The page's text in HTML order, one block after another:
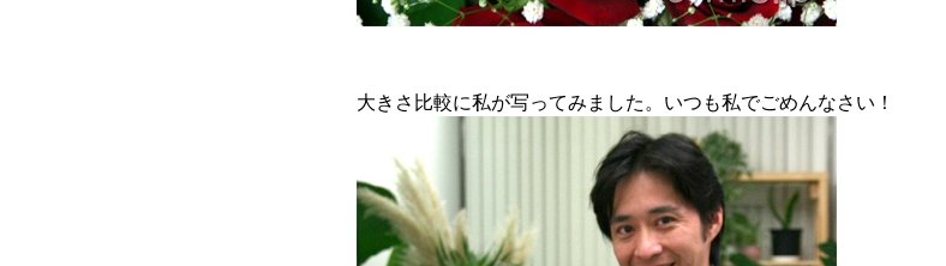
大きさ比較に私が写ってみました。いつも私でごめんなさい！